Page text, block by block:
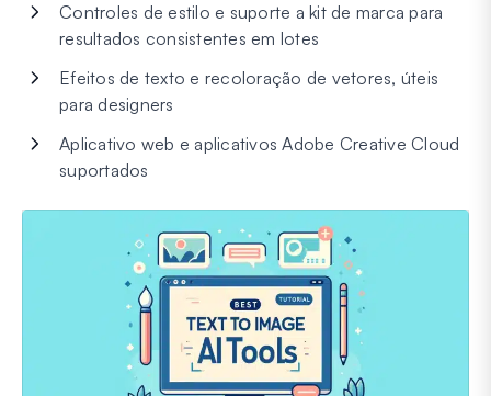
Controles de estilo e suporte a kit de marca para
resultados consistentes em lotes
Efeitos de texto e recoloração de vetores, úteis
para designers
Aplicativo web e aplicativos Adobe Creative Cloud
suportados